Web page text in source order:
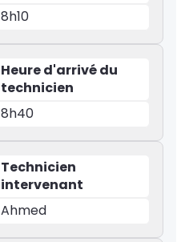
8h10
Heure d'arrivé du
technicien
8h40
Technicien
intervenant
Ahmed